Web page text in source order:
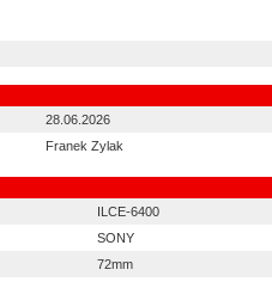
28.06.2026
Franek Zylak
ILCE-6400
SONY
72mm